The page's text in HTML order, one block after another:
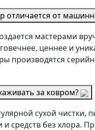
отличается от
мастерами
ценнее и
производятся
за ковром?
сухой чистки,
и средств без хлора.